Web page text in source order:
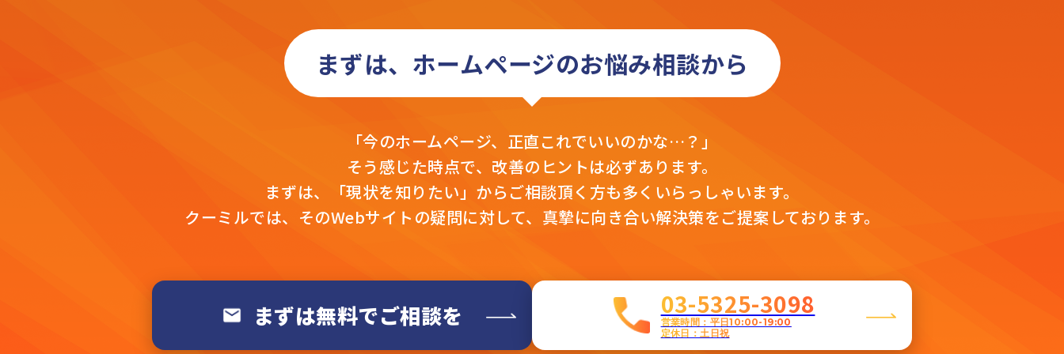
まずは、ホームページのお悩み相談から
「今のホームページ、 正直これでいいのかな…？」
そう感じた時点で、 改善のヒントは必ずあります。
まずは、「現状を知りたい」からご相談頂く方も多くいらっしゃいます。
クーミルでは、そのWebサイトの疑問に対して、真摯に向き合い解決策をご提案しております。
まずは無料でご相談を 03-5325-3098
営業時間：平日10:00-19:00
定休日：土日祝